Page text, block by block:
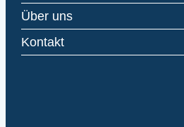
Über uns
Kontakt